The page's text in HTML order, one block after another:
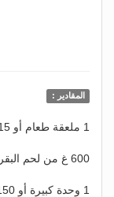
المقادير :
1 ملعقة طعام أو 15 مل من الزيت النباتي
600 غ من لحم البقر المفروم